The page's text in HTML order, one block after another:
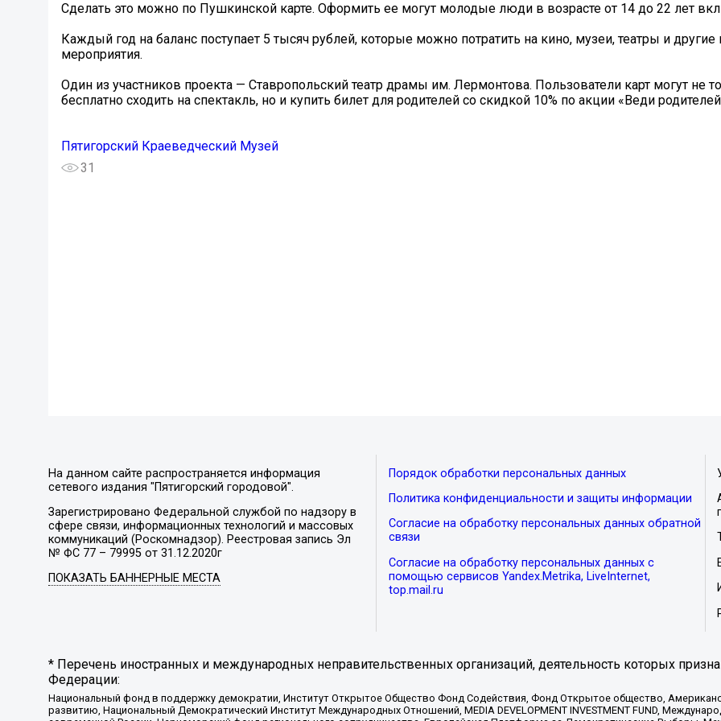
Сделать это можно по Пушкинской карте. Оформить ее могут молодые люди в возрасте от 14 до 22 лет
Каждый год на баланс поступает 5 тысяч рублей, которые можно потратить на кино, музеи, театры и другие
мероприятия.
Один из участников проекта — Ставропольский театр драмы им. Лермонтова. Пользователи карт могут не
бесплатно сходить на спектакль, но и купить билет для родителей со скидкой 10% по акции «Веди родителей
Пятигорский Краеведческий Музей
31
На данном сайте распространяется информация
сетевого издания "Пятигорский городовой".
Зарегистрировано Федеральной службой по надзору в
сфере связи, информационных технологий и массовых
коммуникаций (Роскомнадзор). Реестровая запись Эл
№ ФС 77 – 79995 от 31.12.2020г
ПОКАЗАТЬ БАННЕРНЫЕ МЕСТА
Порядок обработки персональных данных
Политика конфиденциальности и защиты информации
Согласие на обработку персональных данных обратной
связи
Согласие на обработку персональных данных с
помощью сервисов Yandex.Metrika, LiveInternet,
top.mail.ru
* Перечень иностранных и международных неправительственных организаций, деятельность которых
Федерации:
Национальный фонд в поддержку демократии, Институт Открытое Общество Фонд Содействия, Фонд Открытое общество,
развитию, Национальный Демократический Институт Международных Отношений, MEDIA DEVELOPMENT INVESTMENT FUND,